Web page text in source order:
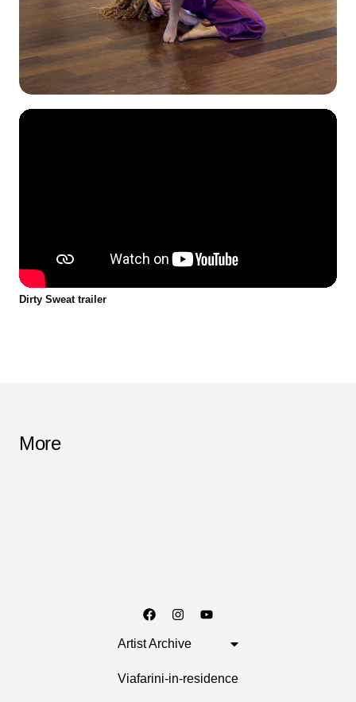
Dirty Sweat trailer
More
Artist Archive
Viafarini-in-residence